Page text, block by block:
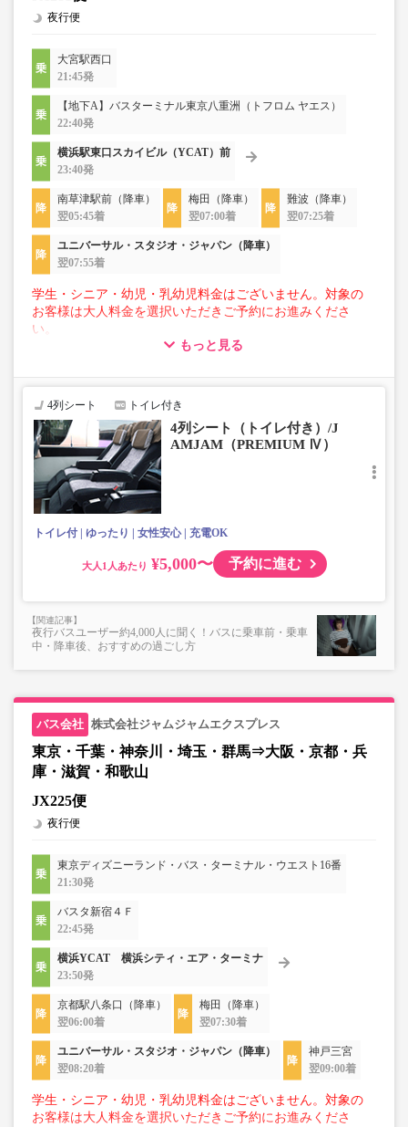
夜行便
大宮駅西口
21:45発
【地下A】バスターミナル東京八重洲（トフロム ヤエス）
22:40発
横浜駅東口スカイビル（YCAT）前
23:40発
南草津駅前（降車）
翌05:45着
梅田（降車）
翌07:00着
難波（降車）
翌07:25着
ユニバーサル・スタジオ・ジャパン（降車）
翌07:55着
学生・シニア・幼児・乳幼児料金はございません。対象の
お客様は大人料金を選択いただきご予約にお進みくださ
い。
■トランクにてお預かりできる荷物
・3辺合計160cm以内、かつ10kg以下のものをおひとり様1
■お預かりできない荷物（貴重品以外は車内持ち込みも不
可）
楽器・自転車（折りたたみ含む）・ボード等の大きな荷
物、壊れ物、危険物、貴重品、ペット、
上記「トランクにてお預かりできる荷物」の条件を満たさ
もっと見る
4列シート トイレ付き
4列シート（トイレ付き）/J
AMJAM（PREMIUM Ⅳ）
トイレ付 ゆったり 女性安心 充電OK
大人 ¥5,000〜 予約に進む
夜行バスユーザー約4,000人に聞く！バスに乗車前・乗車
中・降車後、おすすめの過ごし方
株式会社ジャムジャムエクスプレス
東京・千葉・神奈川・埼玉・群馬⇒大阪・京都・兵
庫・滋賀・和歌山
JX225便
夜行便
東京ディズニーランド・バス・ターミナル・ウエスト16番
21:30発
バスタ新宿４Ｆ
22:45発
横浜YCAT 横浜シティ・エア・ターミナ
23:50発
京都駅八条口（降車）
翌06:00着
梅田（降車）
翌07:30着
ユニバーサル・スタジオ・ジャパン（降車）
翌08:20着
神戸三宮
翌09:00着
学生・シニア・幼児・乳幼児料金はございません。対象の
お客様は大人料金を選択いただきご予約にお進みくださ